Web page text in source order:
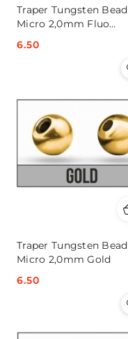
Traper Tungsten Bead
Micro 2,0mm Fluo
Cena:
6.50
Traper Tungsten Bead
Micro 2,0mm Gold
Cena:
6.50